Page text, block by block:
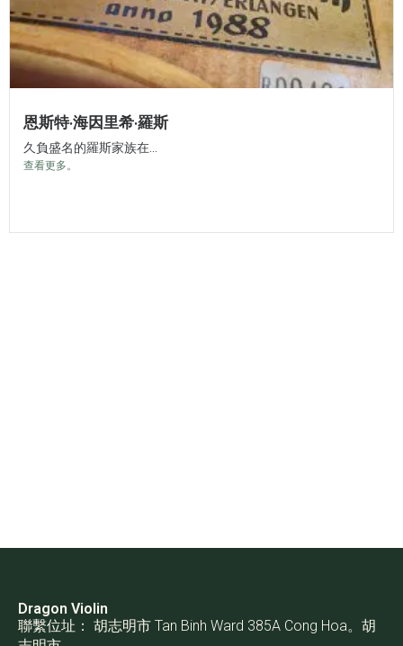
恩斯特·海因里希·羅斯
久負盛名的羅斯家族在...
查看更多。
Dragon Violin
聯繫位址： 胡志明市 Tan Binh Ward 385A Cong Hoa。胡